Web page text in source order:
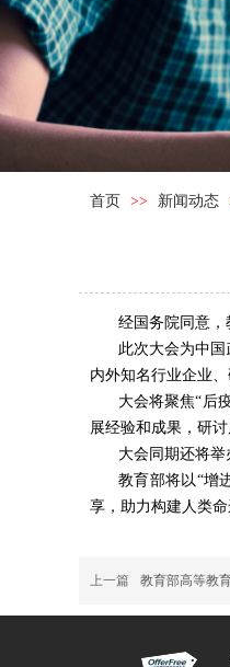
首页 >> 新闻动态
经国务院同意，
此次大会为中
内外知名行业企业
大会将聚焦“后
展经验和成果，研
大会同期还将
教育部将以“增
享，助力构建人类命
上一篇 教育部高等教